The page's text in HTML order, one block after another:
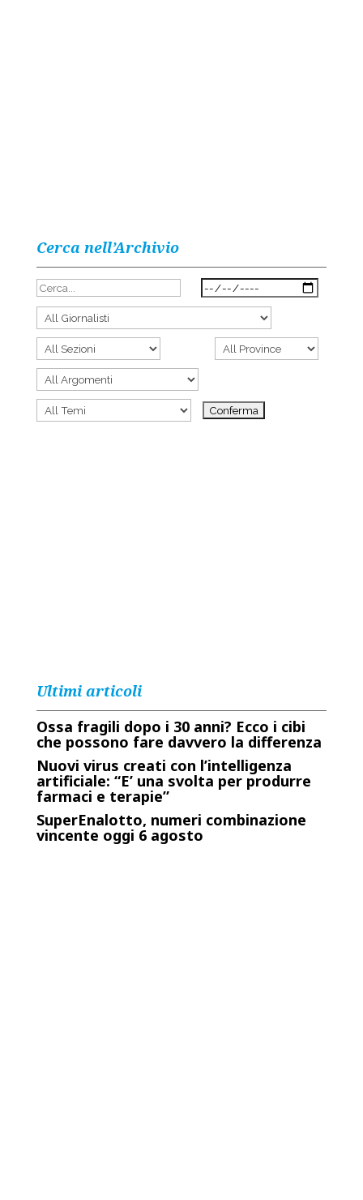
Cerca nell’Archivio
Ultimi articoli
Ossa fragili dopo i 30 anni? Ecco i cibi
che possono fare davvero la differenza
Nuovi virus creati con l’intelligenza
artificiale: “E’ una svolta per produrre
farmaci e terapie”
SuperEnalotto, numeri combinazione
vincente oggi 6 agosto